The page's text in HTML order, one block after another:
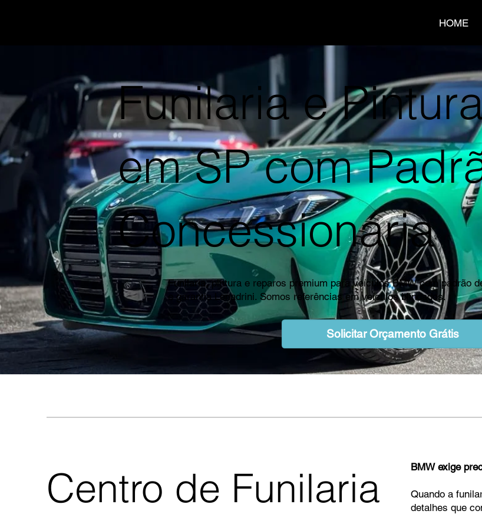
HOME
Funilaria e
em SP com
Concessionária
Funilaria, pintura e reparos premium para veículos BMW com padrão
e garantia Lenadrini. Somos referências em veículos blindados.
Solicitar Orçamento Grátis
Centro de Funilaria
BMW exige
Quando a
detalhes que